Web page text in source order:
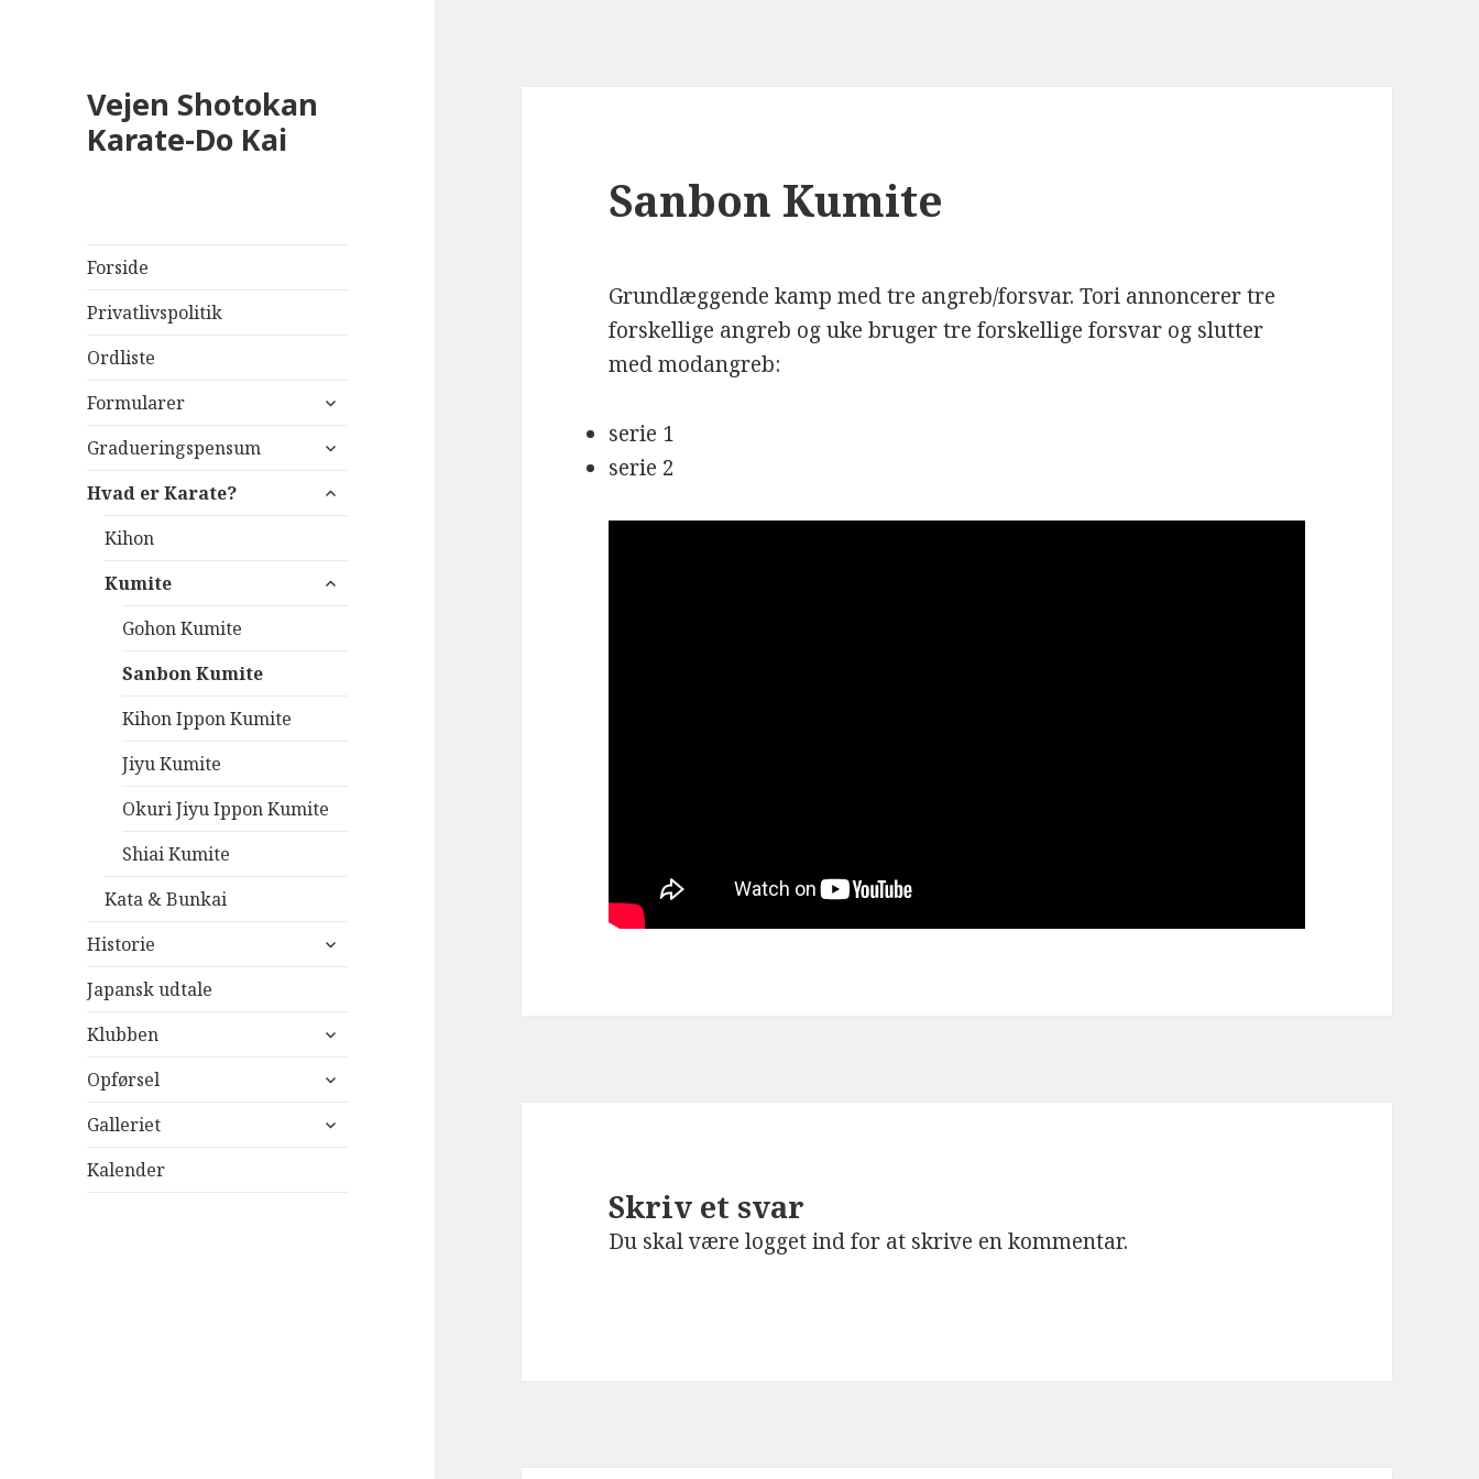
Vejen Shotokan
Karate-Do Kai
Forside
Privatlivspolitik
Ordliste
Formularer
udvid
Gradueringspensum
udvid
Hvad er Karate?
udvid
Kihon
Kumite
udvid
Gohon Kumite
Sanbon Kumite
Kihon Ippon Kumite
Jiyu Kumite
Okuri Jiyu Ippon Kumite
Shiai Kumite
Kata & Bunkai
Historie
udvid
Japansk udtale
Klubben
udvid
Opførsel
udvid
Galleriet
udvid
Kalender
Sanbon Kumite
Grundlæggende kamp med tre angreb/forsvar. Tori annoncerer tre
forskellige angreb og uke bruger tre forskellige forsvar og slutter
med modangreb:
serie 1
serie 2
Skriv et svar
Du skal værelogget indfor at skrive en kommentar.